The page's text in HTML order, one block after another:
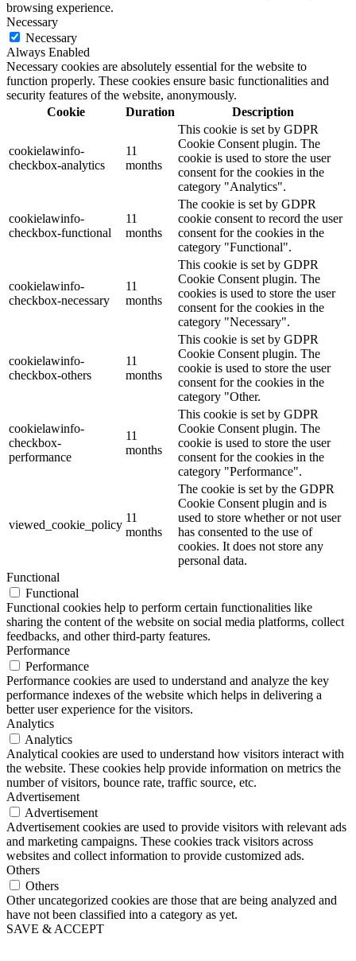
browsing experience.
Necessary
Necessary
Always Enabled
Necessary cookies are absolutely essential for the website to
function properly. These cookies ensure basic functionalities and
security features of the website, anonymously.
Cookie
Duration Description
cookielawinfo-
checkbox-analytics
11
months
This cookie is set by GDPR
Cookie Consent plugin. The
cookie is used to store the user
consent for the cookies in the
category "Analytics".
cookielawinfo-
checkbox-functional
11
months
The cookie is set by GDPR
cookie consent to record the user
consent for the cookies in the
category "Functional".
cookielawinfo-
checkbox-necessary
11
months
This cookie is set by GDPR
Cookie Consent plugin. The
cookies is used to store the user
consent for the cookies in the
category "Necessary".
cookielawinfo-
checkbox-others
11
months
This cookie is set by GDPR
Cookie Consent plugin. The
cookie is used to store the user
consent for the cookies in the
category "Other.
cookielawinfo-
checkbox-
performance
11
months
This cookie is set by GDPR
Cookie Consent plugin. The
cookie is used to store the user
consent for the cookies in the
category "Performance".
viewed_cookie_policy
11
months
The cookie is set by the GDPR
Cookie Consent plugin and is
used to store whether or not user
has consented to the use of
cookies. It does not store any
personal data.
Functional
Functional
Functional cookies help to perform certain functionalities like
sharing the content of the website on social media platforms, collect
feedbacks, and other third-party features.
Performance
Performance
Performance cookies are used to understand and analyze the key
performance indexes of the website which helps in delivering a
better user experience for the visitors.
Analytics
Analytics
Analytical cookies are used to understand how visitors interact with
the website. These cookies help provide information on metrics the
number of visitors, bounce rate, traffic source, etc.
Advertisement
Advertisement
Advertisement cookies are used to provide visitors with relevant ads
and marketing campaigns. These cookies track visitors across
websites and collect information to provide customized ads.
Others
Others
Other uncategorized cookies are those that are being analyzed and
have not been classified into a category as yet.
SAVE & ACCEPT